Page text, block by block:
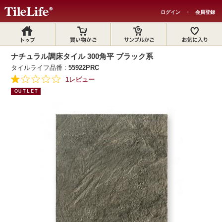
ログイン ・ 会員登録
ナチュラル調床タイル 300角平 ブラック系
タイルライフ品番 :55922PRC
1レビュー
OUTLET